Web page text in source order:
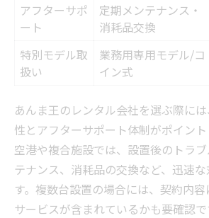
アフターサポ
ート
定期メンテナンス・
消耗品交換
特別モデル取
扱い
業務用専用モデル/コ
イン式
あんま王のレンタル会社を選ぶ際に
性とアフターサポート体制がポイン
空港や複合施設では、設置後のトラ
テナンス、消耗品の交換など、迅速
す。複数台設置の場合には、契約内
サービスが含まれているかも要確認で